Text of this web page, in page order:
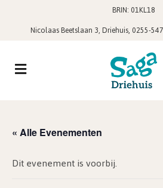
BRIN: 01KL18
Nicolaas Beetslaan 3, Driehuis, 0255-
« Alle Evenementen
Dit evenement is voorbij.